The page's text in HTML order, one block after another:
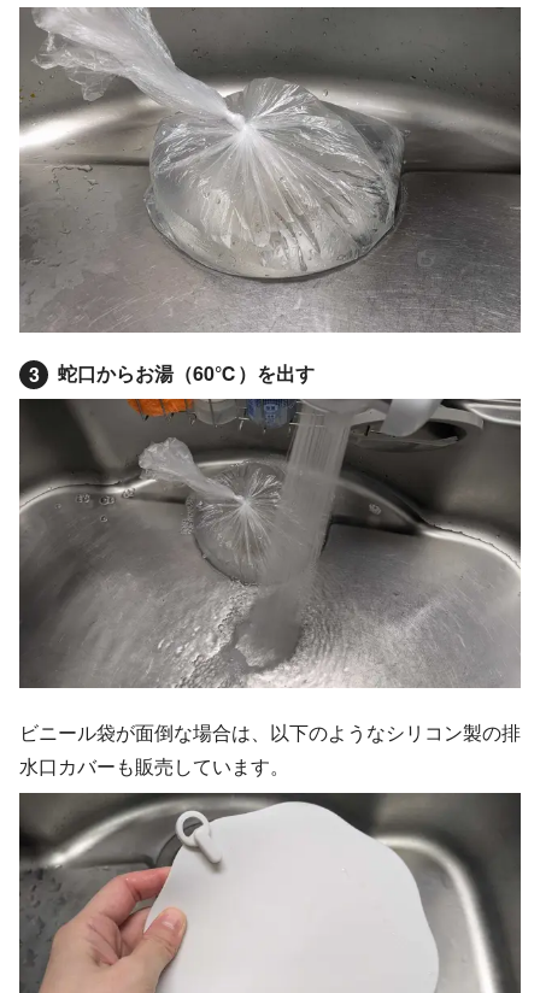
3 蛇口からお湯（60℃）を出す
ビニール袋が面倒な場合は、以下のようなシリコン製の排
水口カバーも販売しています。